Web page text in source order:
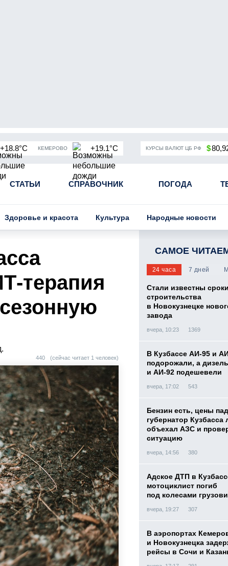
+18.8°C КЕМЕРОВО +19.1°C КУРСЫ ВАЛЮТ ЦБ РФ $
СТАТЬИ СПРАВОЧНИК ПОГОДА
мобилизация в России Угольная промышленность
Здоровье и красота Культура Народные новости
терапия
440 (сейчас читает 1 человек)
САМОЕ
24 часа 7 дней
Стали известны сроки
строительства
в Новокузнецке
завода
вчера, 10:23 1369
В Кузбассе АИ-95 и
подорожали, а дизель
и АИ-92 подешевели
вчера, 17:02 543
Бензин есть, цены
губернатор Кузбасса
объехал АЗС и
ситуацию
вчера, 14:56 380
Адское ДТП в
мотоциклист погиб
под колесами
вчера, 19:27 307
В аэропортах
и Новокузнецка
рейсы в Сочи и